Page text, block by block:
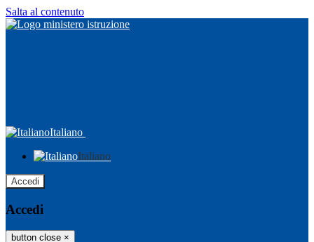
Salta al contenuto
Italiano
Italiano
Accedi
Accedi
button close ×